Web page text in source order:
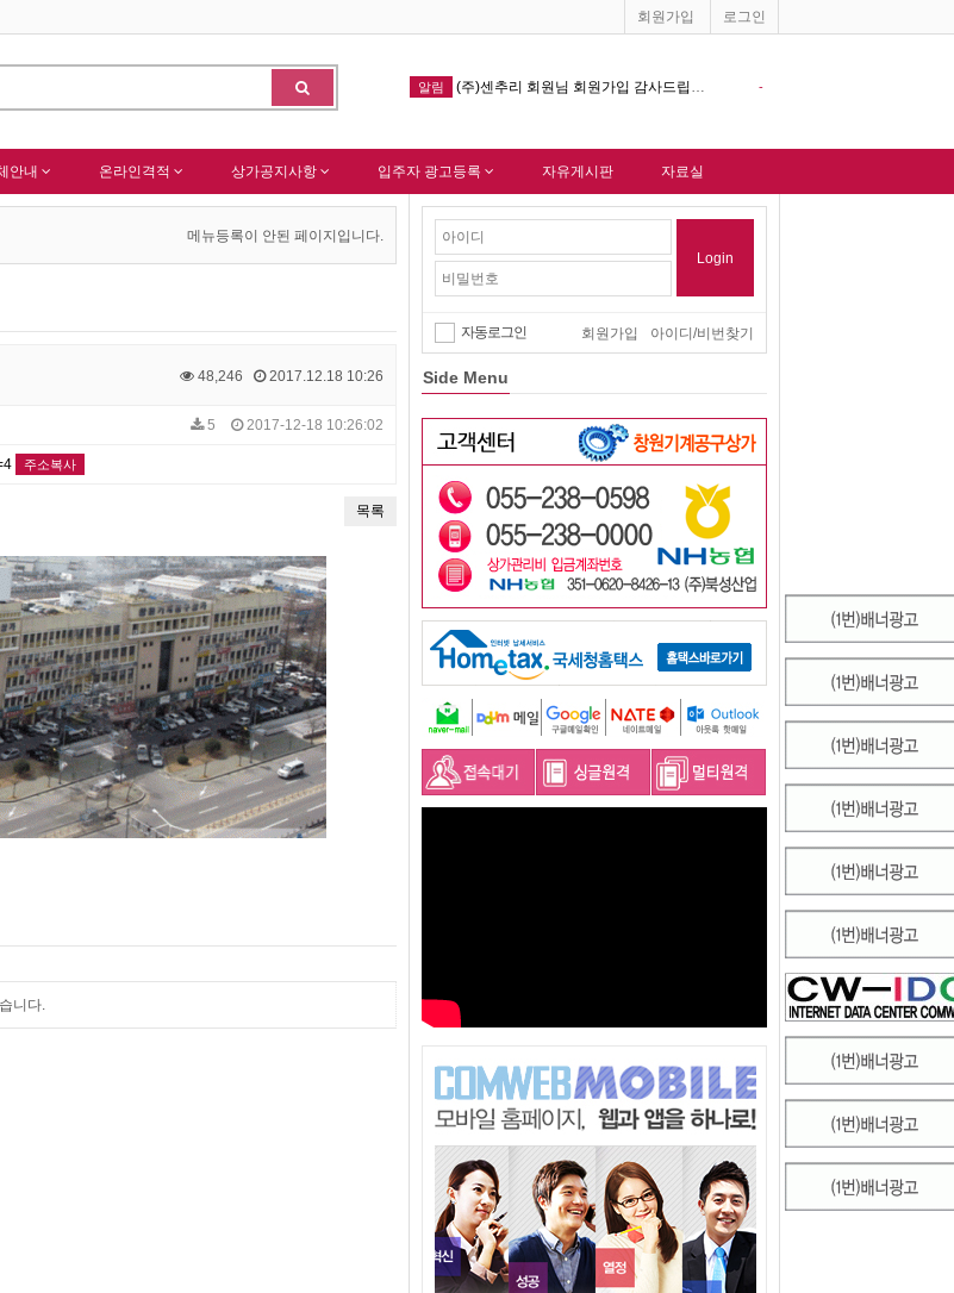
회원가입 로그인
한국종합산업(주) 회원님 가입을 축하드립니다 ! 알림 (주)센추리 회원님 회원가입 감사드립니다. -
안내 온라인격적 상가공지사항 입주자 광고등록 자유게시판 자료실
메뉴등록이 안된 페이지입니다.
48,246 2017.12.18 10:26
5 2017-12-18 10:26:02
주소복사
목록
니다.
Login
자동로그인 아이디/비번찾기
회원가입
Side Menu